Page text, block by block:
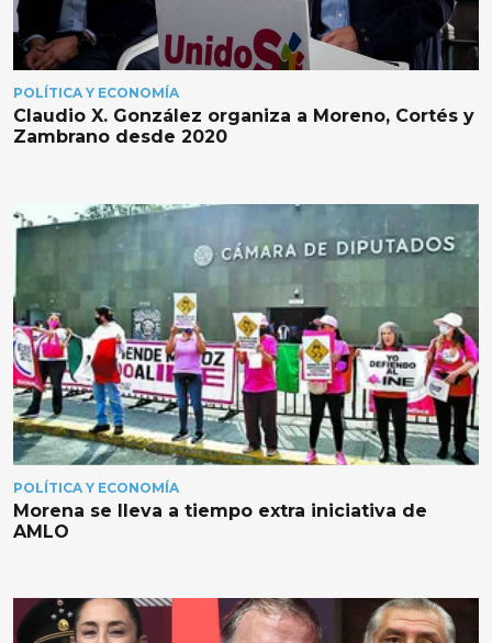
POLÍTICA Y ECONOMÍA
Claudio X. González organiza a Moreno, Cortés y
Zambrano desde 2020
POLÍTICA Y ECONOMÍA
Morena se lleva a tiempo extra iniciativa de
AMLO